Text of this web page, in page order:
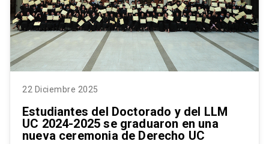
22 Diciembre 2025
Estudiantes del Doctorado y del LLM
UC 2024-2025 se graduaron en una
nueva ceremonia de Derecho UC